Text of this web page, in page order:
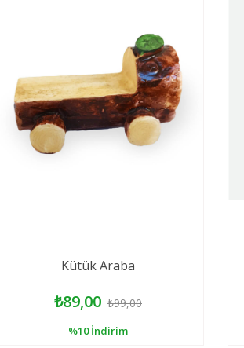
Kütük Araba
₺89,00 ₺99,00
%10 İndirim